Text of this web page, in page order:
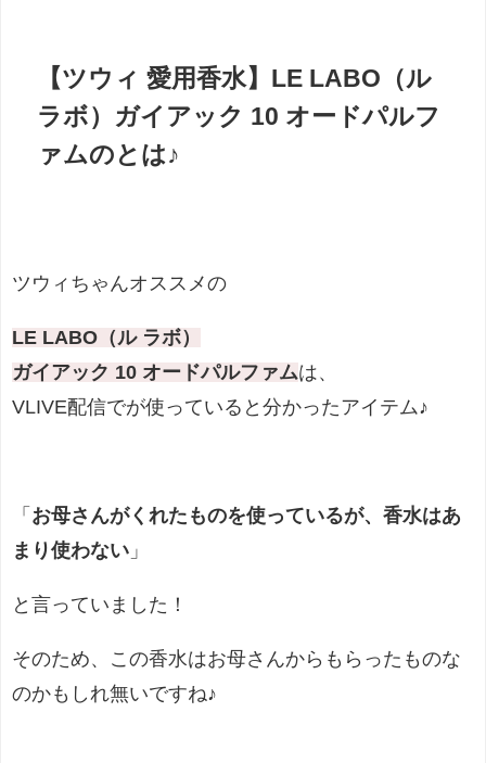
【ツウィ 愛用香水】LE LABO（ル
ラボ）ガイアック 10 オードパルフ
ァムのとは♪
ツウィちゃんオススメの
LE LABO（ル ラボ）
ガイアック 10 オードパルファムは、
VLIVE配信でが使っていると分かったアイテム♪
「 お母さんがくれたものを使っているが、香水はあ
まり使わない 」
と言っていました！
そのため、この香水はお母さんからもらったものな
のかもしれ無いですね♪